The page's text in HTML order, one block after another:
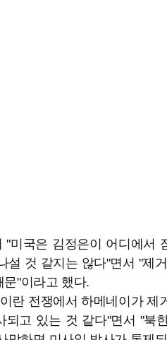
"미국은 김정은이 어디에서
설 것 같지는 않다"면서 "제
문"이라고 했다.
란 전쟁에서 하메네이가 제
되고 있는 것 같다"면서 "북